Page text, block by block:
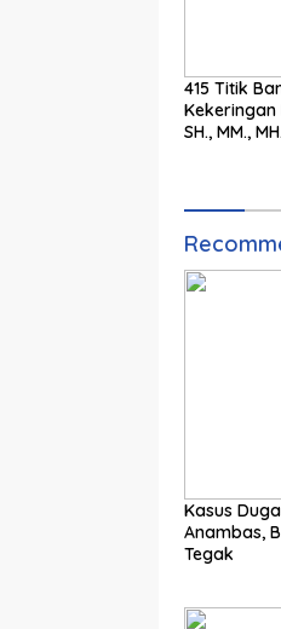
415 Titik
Kekeringan
SH., MM.,
Kasus
Anambas,
Tegak